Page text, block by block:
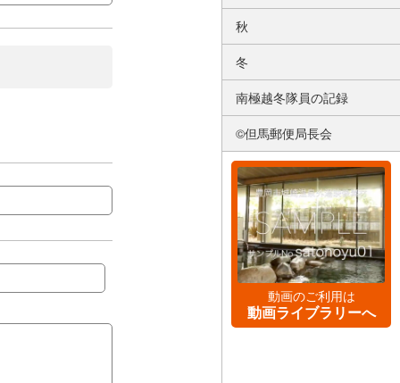
秋
冬
南極越冬隊員の記録
©但馬郵便局長会
動画のご利用は
動画ライブラリーへ